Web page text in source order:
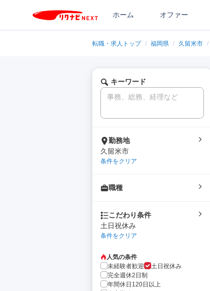
ホーム オファー
転職・求人トップ / 福岡県 / 久留米市 /
キーワード
勤務地
久留米市
条件をクリア
職種
こだわり条件
土日祝休み
条件をクリア
人気の条件
未経験者歓迎
土日祝休み
完全週休2日制
年間休日120日以上